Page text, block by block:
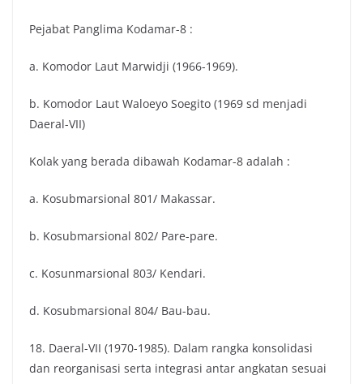
Pejabat Panglima Kodamar-8 :
a. Komodor Laut Marwidji (1966-1969).
b. Komodor Laut Waloeyo Soegito (1969 sd menjadi
Daeral-VII)
Kolak yang berada dibawah Kodamar-8 adalah :
a. Kosubmarsional 801/ Makassar.
b. Kosubmarsional 802/ Pare-pare.
c. Kosunmarsional 803/ Kendari.
d. Kosubmarsional 804/ Bau-bau.
18. Daeral-VII (1970-1985). Dalam rangka konsolidasi
dan reorganisasi serta integrasi antar angkatan sesuai